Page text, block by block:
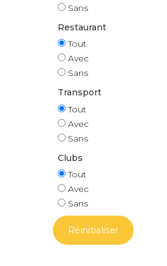
Sans
Restaurant
Tout
Avec
Sans
Transport
Tout
Avec
Sans
Clubs
Tout
Avec
Sans
Réinitialiser